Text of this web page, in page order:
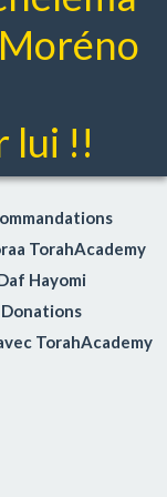
lui !!
TorahAcademy
Hayomi
Donations
TorahAcademy